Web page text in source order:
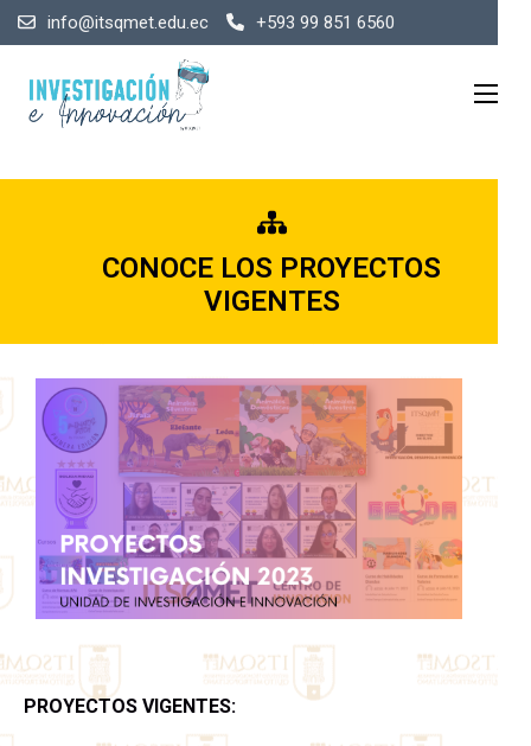
info@itsqmet.edu.ec +593 99 851 6560
CONOCE LOS PROYECTOS
VIGENTES
PROYECTOS VIGENTES: